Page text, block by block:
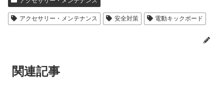
アクセサリー・メンテナンス 安全対策 電動キックボード
関連記事